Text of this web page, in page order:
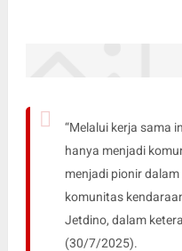
“Melalui kerja sama
hanya menjadi
menjadi pionir
komunitas
Jetdino, dalam
(30/7/2025).